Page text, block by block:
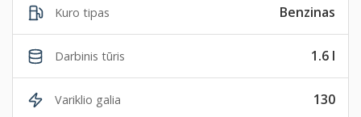
Kuro tipas Benzinas
Darbinis tūris 1.6 l
Variklio galia 130